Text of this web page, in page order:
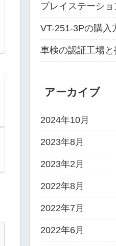
プレイステーシ
VT-251-3Pの購入
車検の認証工場
アーカイブ
2024年10月
2023年8月
2023年2月
2022年8月
2022年7月
2022年6月